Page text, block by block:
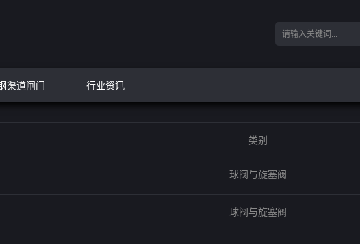
渠道闸门 行业资讯
类别
球阀与旋塞阀
球阀与旋塞阀